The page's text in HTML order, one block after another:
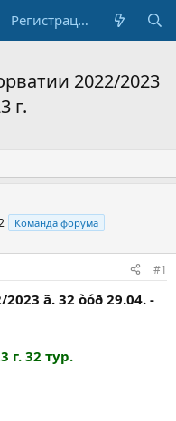
Регистрация
2022/2023
г.
Команда форума
#1
ã. 32 òóð 29.04. -
г. 32 тур.